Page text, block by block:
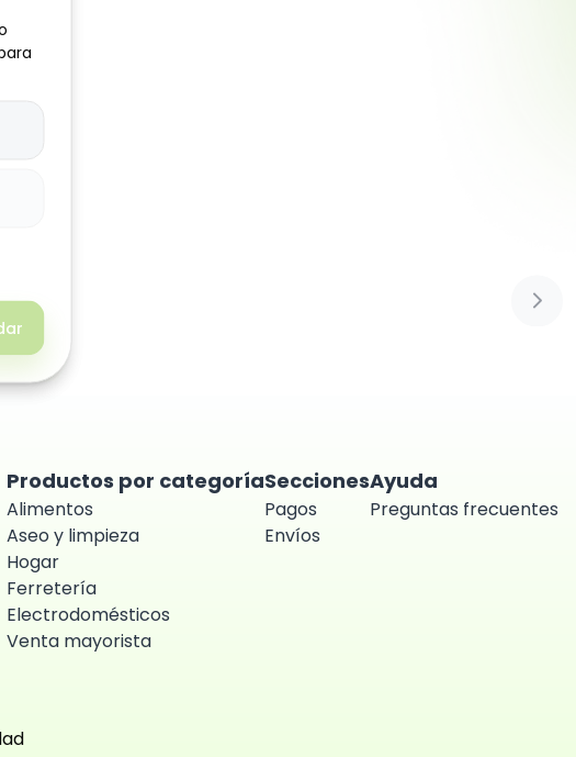
Productos por categoría
Alimentos
Aseo y limpieza
Hogar
Ferretería
Electrodomésticos
Venta mayorista
Secciones
Pagos
Envíos
Ayuda
Preguntas frecuentes